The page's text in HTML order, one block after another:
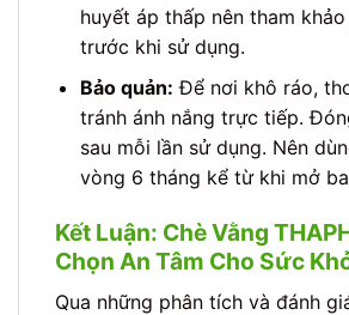
huyết áp thấp nên tham
trước khi sử dụng.
Bảo quản: Để nơi khô ráo,
tránh ánh nắng trực tiếp.
sau mỗi lần sử dụng. Nên
vòng 6 tháng kể từ khi mở
Kết Luận: Chè Vằng
Chọn An Tâm Cho Sức
Qua những phân tích và đánh